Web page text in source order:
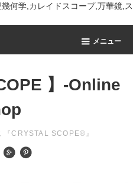
何学,カレイドスコープ,万華鏡,ス
メニュー
】-Online
『CRYSTAL SCOPE®』